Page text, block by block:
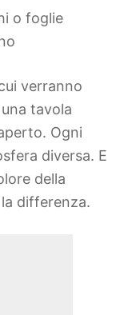
o foglie
verranno
tavola
Ogni
diversa. E
della
differenza.